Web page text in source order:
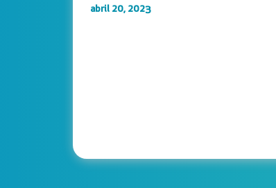
la estimación de
abril 20, 2023